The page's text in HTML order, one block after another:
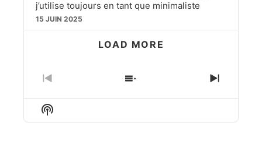
j’utilise toujours en tant que minimaliste
15 JUIN 2025
LOAD MORE
PREVIOUS
EPISODE
SHOW
EPISODES
NEXT
Show
Podcast